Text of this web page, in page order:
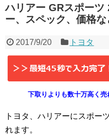
ハリアー GRスポーツ
ー、スペック、価格な
2017/9/20 トヨタ
下取りよりも数十万高く売
トヨタ、ハリアーにスポー
れます。